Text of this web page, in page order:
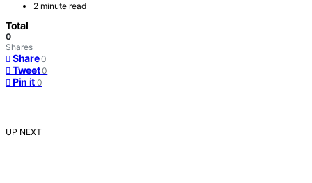
2 minute read
Total
0
Shares
Share 0
Tweet 0
Pin it 0
UP NEXT